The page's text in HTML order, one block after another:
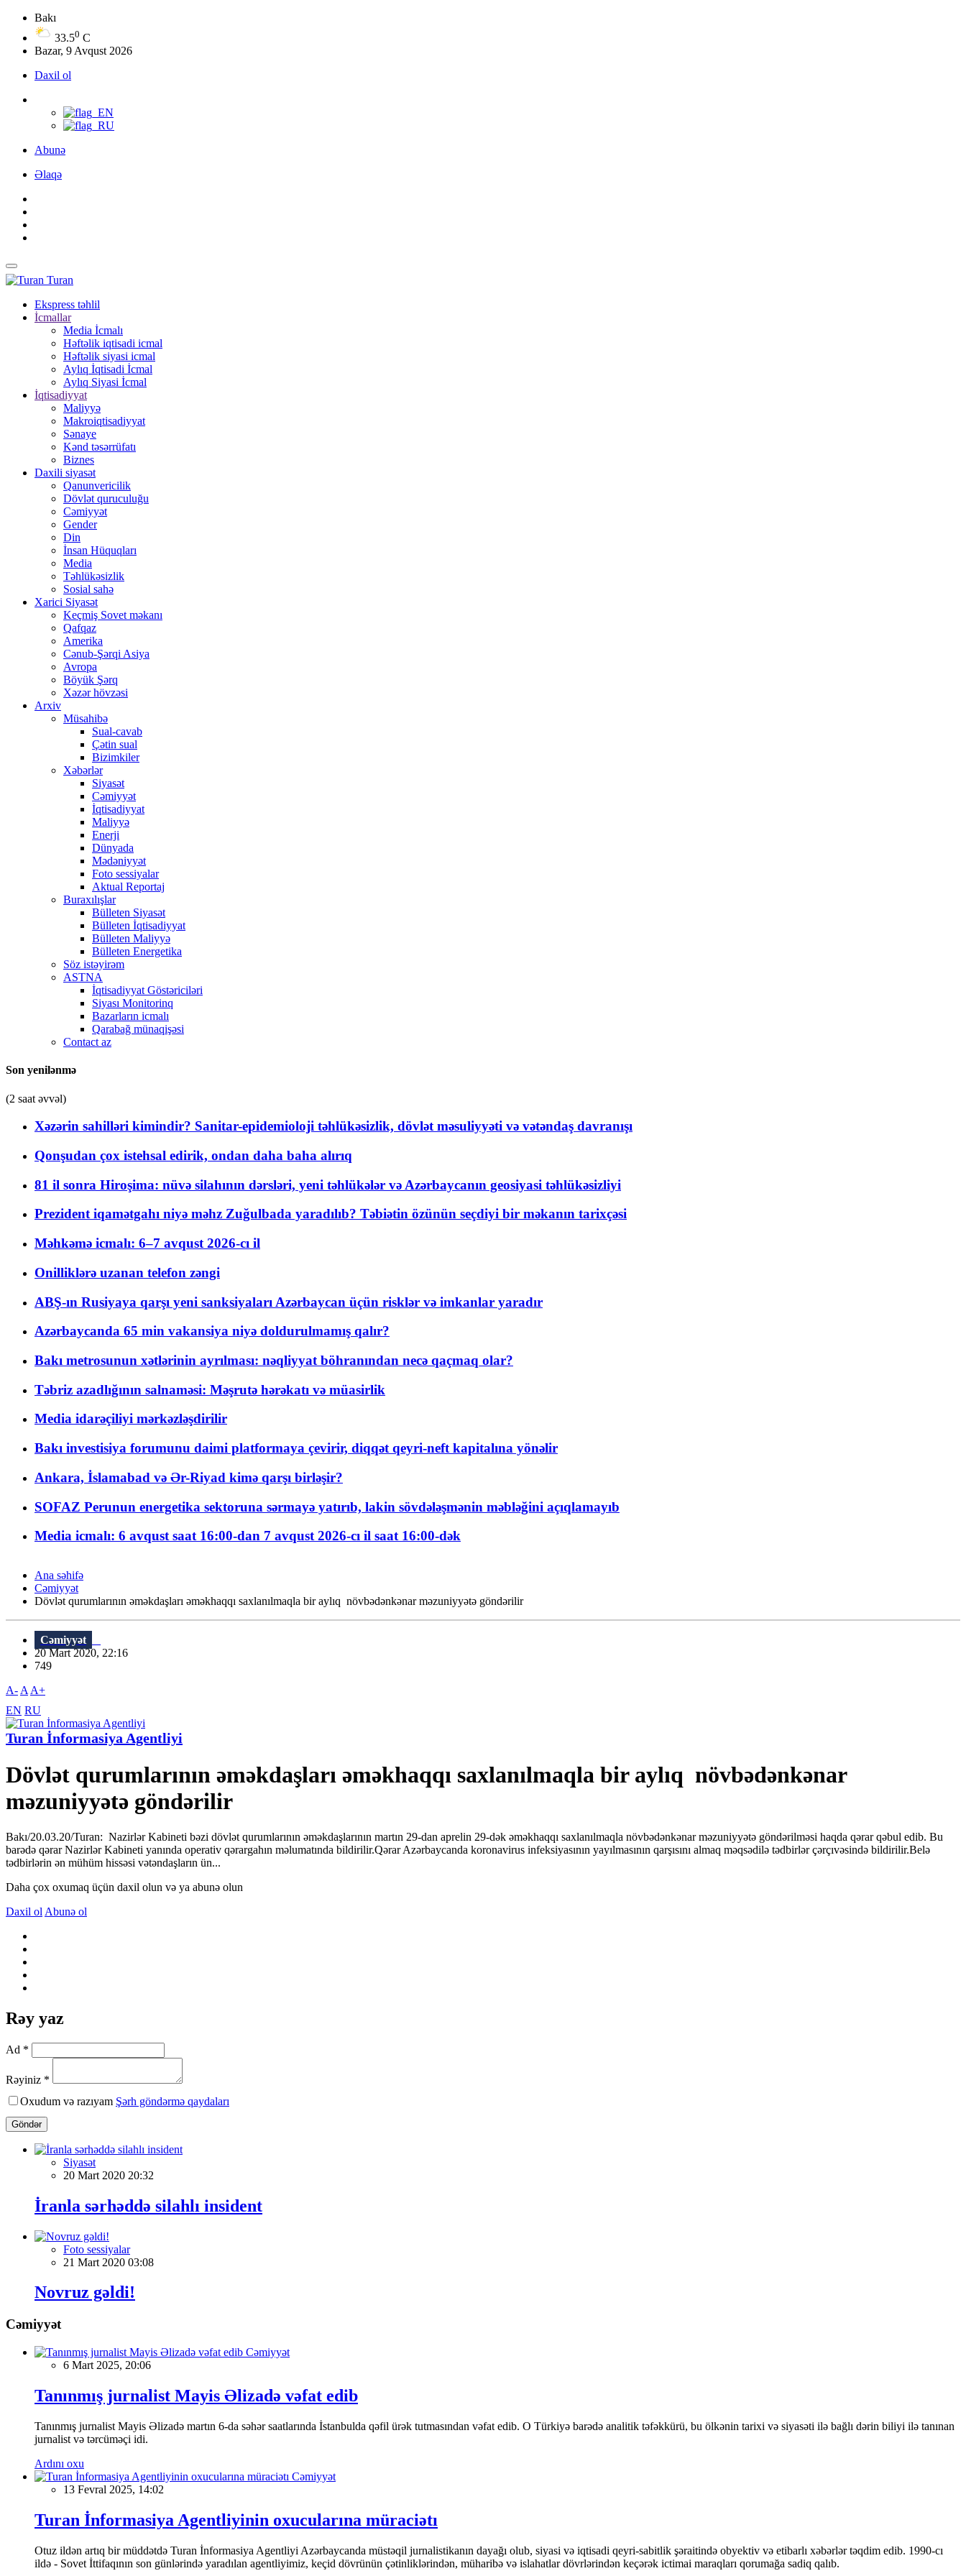
Bakı
33.50 C
Bazar, 9 Avqust 2026
Daxil ol
Abunə
Əlaqə
Turan
Ekspress təhlil
İcmallar
Media İcmalı
Həftəlik iqtisadi icmal
Həftəlik siyasi icmal
Aylıq İqtisadi İcmal
Aylıq Siyasi İcmal
İqtisadiyyat
Maliyyə
Makroiqtisadiyyat
Sənaye
Kənd təsərrüfatı
Biznes
Daxili siyasət
Qanunvericilik
Dövlət quruculuğu
Cəmiyyət
Gender
Din
İnsan Hüquqları
Media
Təhlükəsizlik
Sosial sahə
Xarici Siyasət
Keçmiş Sovet məkanı
Qafqaz
Amerika
Cənub-Şərqi Asiya
Avropa
Böyük Şərq
Xəzər hövzəsi
Arxiv
Müsahibə
Sual-cavab
Çətin sual
Bizimkiler
Xəbərlər
Siyasət
Cəmiyyət
İqtisadiyyat
Maliyyə
Enerji
Dünyada
Mədəniyyət
Foto sessiyalar
Aktual Reportaj
Buraxılışlar
Bülleten Siyasət
Bülleten İqtisadiyyat
Bülleten Maliyyə
Bülleten Energetika
Söz istəyirəm
ASTNA
İqtisadiyyat Göstəriciləri
Siyası Monitorinq
Bazarların icmalı
Qarabağ münaqişəsi
Contact az
Son yenilənmə
(2 saat əvvəl)
Xəzərin sahilləri kimindir? Sanitar-epidemioloji təhlükəsizlik, dövlət məsuliyyəti və vətəndaş davranışı
Qonşudan çox istehsal edirik, ondan daha baha alırıq
81 il sonra Hiroşima: nüvə silahının dərsləri, yeni təhlükələr və Azərbaycanın geosiyasi təhlükəsizliyi
Prezident iqamətgahı niyə məhz Zuğulbada yaradılıb? Təbiətin özünün seçdiyi bir məkanın tarixçəsi
Məhkəmə icmalı: 6–7 avqust 2026-cı il
Onilliklərə uzanan telefon zəngi
ABŞ-ın Rusiyaya qarşı yeni sanksiyaları Azərbaycan üçün risklər və imkanlar yaradır
Azərbaycanda 65 min vakansiya niyə doldurulmamış qalır?
Bakı metrosunun xətlərinin ayrılması: nəqliyyat böhranından necə qaçmaq olar?
Təbriz azadlığının salnaməsi: Məşrutə hərəkatı və müasirlik
Media idarəçiliyi mərkəzləşdirilir
Bakı investisiya forumunu daimi platformaya çevirir, diqqət qeyri-neft kapitalına yönəlir
Ankara, İslamabad və Ər-Riyad kimə qarşı birləşir?
SOFAZ Perunun energetika sektoruna sərmayə yatırıb, lakin sövdələşmənin məbləğini açıqlamayıb
Media icmalı: 6 avqust saat 16:00-dan 7 avqust 2026-cı il saat 16:00-dək
Ana səhifə
Cəmiyyət
Dövlət qurumlarının əməkdaşları əməkhaqqı saxlanılmaqla bir aylıq növbədənkənar məzuniyyətə göndərilir
Cəmiyyət
20 Mart 2020, 22:16
749
A- A A+
EN RU
Turan İnformasiya Agentliyi
Dövlət qurumlarının əməkdaşları əməkhaqqı saxlanılmaqla bir aylıq növbədənkənar
məzuniyyətə göndərilir
Bakı/20.03.20/Turan: Nazirlər Kabineti bəzi dövlət qurumlarının əməkdaşlarının martın 29-dan aprelin 29-dək əməkhaqqı saxlanılmaqla növbədənkənar məzuniyyətə göndərilməsi haqda qərar qəbul edib. Bu
barədə qərar Nazirlər Kabineti yanında operativ qərargahın məlumatında bildirilir.Qərar Azərbaycanda koronavirus infeksiyasının yayılmasının qarşısını almaq məqsədilə tədbirlər çərçıvəsində bildirilir.Belə
tədbirlərin ən mühüm hissəsi vətəndaşların ün...
Daha çox oxumaq üçün daxil olun və ya abunə olun
Daxil ol Abunə ol
Rəy yaz
Ad *
Rəyiniz *
Oxudum və razıyam Şərh göndərmə qaydaları
Göndər
Siyasət
20 Mart 2020 20:32
İranla sərhəddə silahlı insident
Foto sessiyalar
21 Mart 2020 03:08
Novruz gəldi!
Cəmiyyət
Cəmiyyət
6 Mart 2025, 20:06
Tanınmış jurnalist Mayis Əlizadə vəfat edib
Tanınmış jurnalist Mayis Əlizadə martın 6-da səhər saatlarında İstanbulda qəfil ürək tutmasından vəfat edib. O Türkiyə barədə analitik təfəkkürü, bu ölkənin tarixi və siyasəti ilə bağlı dərin biliyi ilə tanınan
jurnalist və tərcüməçi idi.
Ardını oxu
Cəmiyyət
13 Fevral 2025, 14:02
Turan İnformasiya Agentliyinin oxucularına müraciətı
Otuz ildən artıq bir müddətdə Turan İnformasiya Agentliyi Azərbaycanda müstəqil jurnalistikanın dayağı olub, siyasi və iqtisadi qeyri-sabitlik şəraitində obyektiv və etibarlı xəbərlər təqdim edib. 1990-cı
ildə - Sovet İttifaqının son günlərində yaradılan agentliyimiz, keçid dövrünün çətinliklərindən, müharibə və islahatlar dövrlərindən keçərək ictimai maraqları qorumağa sadiq qalıb.